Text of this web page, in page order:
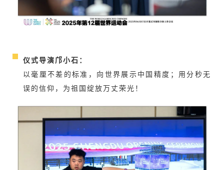
仪式导演邝小石：
以毫厘不差的标准，向世界展示中国精度；用分秒无
误的信仰，为祖国绽放万丈荣光！